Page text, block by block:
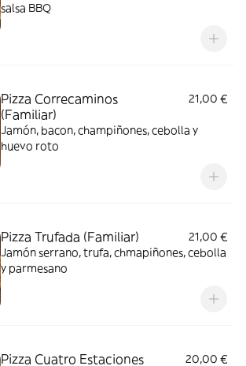
salsa BBQ
Pizza Correcaminos
(Familiar)
21,00 €
Jamón, bacon, champiñones, cebolla y
huevo roto
Pizza Trufada (Familiar)
21,00 €
Jamón serrano, trufa, chmapiñones, cebolla
y parmesano
Pizza Cuatro Estaciones
20,00 €